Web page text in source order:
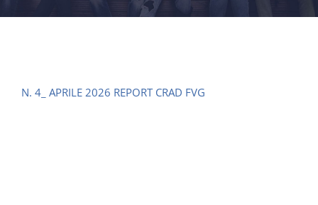
N. 4_ APRILE 2026 REPORT CRAD FVG